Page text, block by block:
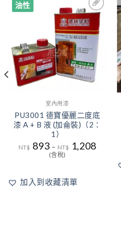
油性
加入
到收
藏清
單
室內用漆
PU3001 德寶優麗二度底
漆 A + B 液 (加侖裝)（2：
1）
NT$ 893 – NT$ 1,208
(含稅)
加入到收藏清單